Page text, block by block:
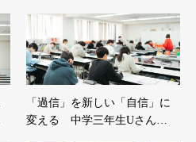
「過信」を新しい「自信」に
変える 中学三年生Uさん…